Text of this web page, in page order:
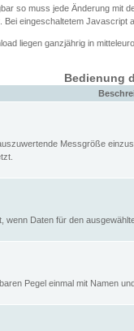
so muss jede Änderung mit
eingeschaltetem Javascript
liegen ganzjährig in
Bedienung
Messgröße
wenn Daten für den
Pegel einmal mit Namen